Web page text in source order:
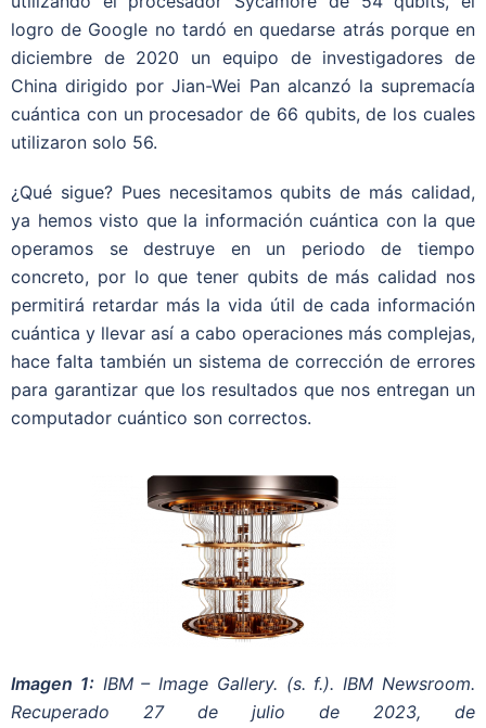
logro de Google no tardó en quedarse atrás porque en
diciembre de 2020 un equipo de investigadores de
China dirigido por Jian-Wei Pan alcanzó la supremacía
cuántica con un procesador de 66 qubits, de los cuales
utilizaron solo 56.
¿Qué sigue? Pues necesitamos qubits de más calidad,
ya hemos visto que la información cuántica con la que
operamos se destruye en un periodo de tiempo
concreto, por lo que tener qubits de más calidad nos
permitirá retardar más la vida útil de cada información
cuántica y llevar así a cabo operaciones más complejas,
hace falta también un sistema de corrección de errores
para garantizar que los resultados que nos entregan un
computador cuántico son correctos.
Imagen 1:IBM – Image Gallery. (s. f.). IBM Newsroom.
Recuperado 27 de julio de 2023, de